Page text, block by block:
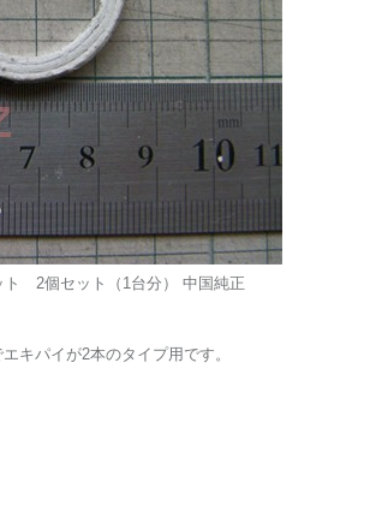
2個セット（1台分） 中国純正
パイが2本のタイプ用です。